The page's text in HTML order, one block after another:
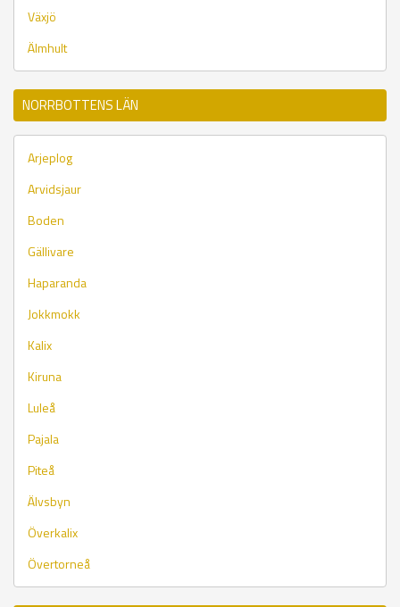
Växjö
Älmhult
NORRBOTTENS LÄN
Arjeplog
Arvidsjaur
Boden
Gällivare
Haparanda
Jokkmokk
Kalix
Kiruna
Luleå
Pajala
Piteå
Älvsbyn
Överkalix
Övertorneå